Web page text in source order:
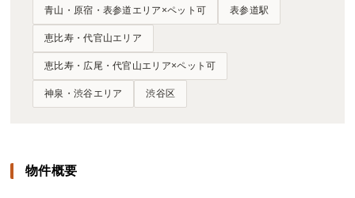
青山・原宿・表参道エリア×ペット可 表参道駅
恵比寿・代官山エリア
恵比寿・広尾・代官山エリア×ペット可
神泉・渋谷エリア 渋谷区
物件概要